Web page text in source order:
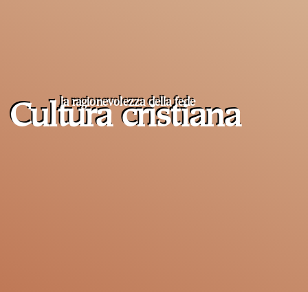
Cultura cristiana
la ragionevolezza della fede